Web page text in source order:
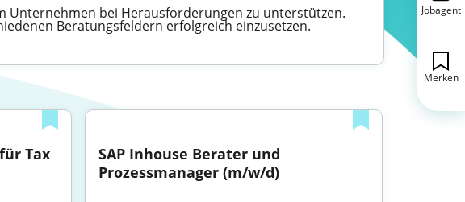
Unternehmen bei Herausforderungen zu unterstützen.
Beratungsfeldern erfolgreich einzusetzen.
Tax
SAP Inhouse Berater und
Prozessmanager (m/w/d)
Jobagent
Merken